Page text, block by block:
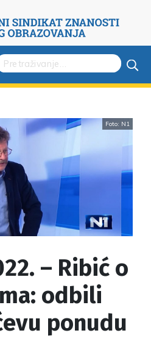
Foto: N1
– Ribić o
odbili
ponudu